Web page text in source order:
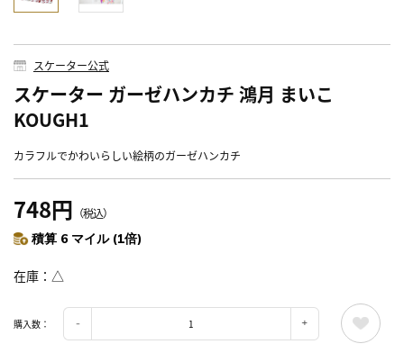
スケーター公式
スケーター ガーゼハンカチ 鴻月 まいこ
KOUGH1
カラフルでかわいらしい絵柄のガーゼハンカチ
748円 （税込）
積算 6 マイル (1倍)
在庫 △
購入数：